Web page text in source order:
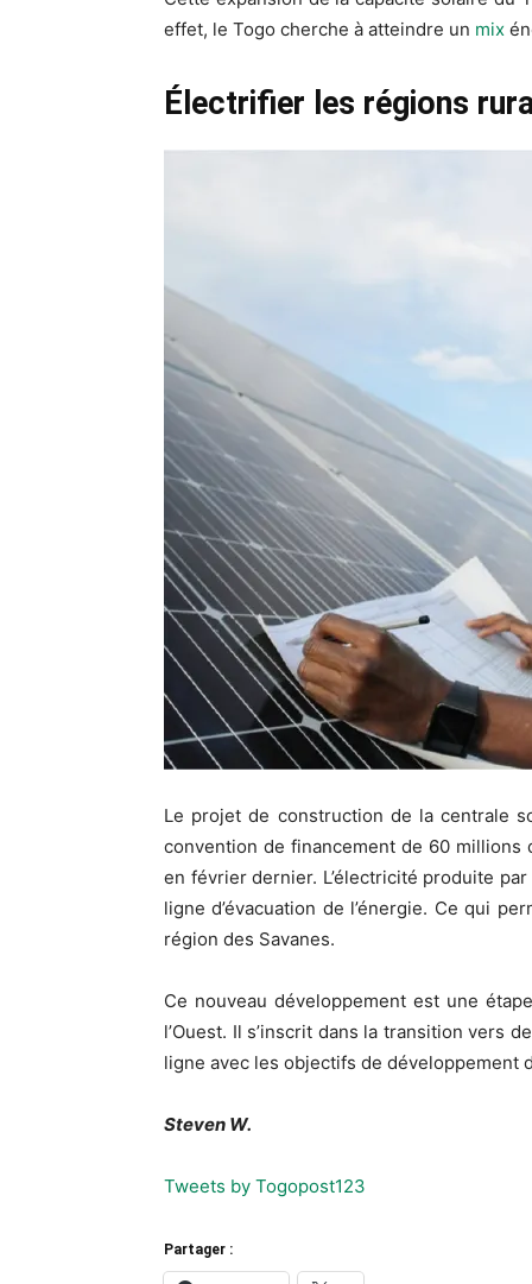
effet, le Togo cherche à atteindre un mix
Électrifier les régions
Le projet de construction de la centrale
convention de financement de 60
en février dernier. L’électricité produite
ligne d’évacuation de l’énergie. Ce qui
région des Savanes.
Ce nouveau développement est une
l’Ouest. Il s’inscrit dans la transition vers
ligne avec les objectifs de développement
Steven W.
Tweets by Togopost123
Partager :